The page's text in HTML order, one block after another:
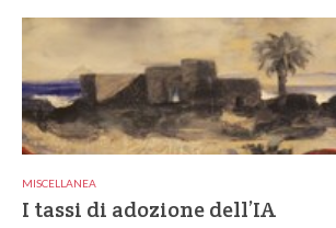
MISCELLANEA
I tassi di adozione dell’IA